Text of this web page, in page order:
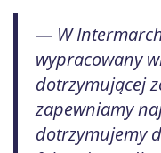
— W
wypracowany
dotrzymującej
zapewniamy
dotrzymujemy